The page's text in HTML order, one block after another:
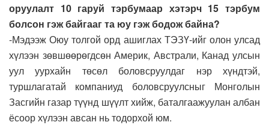
оруулалт 10 гаруй тэрбумаар хэтэрч 15 тэрбум
болсон гэж байгааг та юу гэж бодож байна?
-Мэдээж Оюу толгой орд ашиглах ТЭЗҮ-ийг олон улсад
хүлээн зөвшөөрөгдсөн Америк, Австрали, Канад улсын
уул уурхайн төсөл боловсруулдаг нэр хүндтэй,
туршлагатай компаниуд боловсруулсныг Монголын
Засгийн газар түүнд шүүлт хийж, баталгаажуулан албан
ёсоор хүлээн авсан нь тодорхой юм.